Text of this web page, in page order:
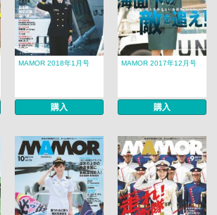
MAMOR 2018年1月号
購入
MAMOR 2017年12月号
購入